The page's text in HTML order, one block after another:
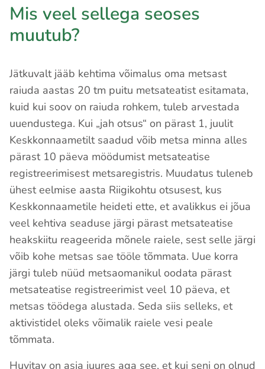
Mis veel sellega seoses
muutub?
Jätkuvalt jääb kehtima võimalus oma metsast
raiuda aastas 20 tm puitu metsateatist esitamata,
kuid kui soov on raiuda rohkem, tuleb arvestada
uuendustega. Kui „jah otsus“ on pärast 1, juulit
Keskkonnaametilt saadud võib metsa minna alles
pärast 10 päeva möödumist metsateatise
registreerimisest metsaregistris. Muudatus tuleneb
ühest eelmise aasta Riigikohtu otsusest, kus
Keskkonnaametile heideti ette, et avalikkus ei jõua
veel kehtiva seaduse järgi pärast metsateatise
heakskiitu reageerida mõnele raiele, sest selle järgi
võib kohe metsas sae tööle tõmmata. Uue korra
järgi tuleb nüüd metsaomanikul oodata pärast
metsateatise registreerimist veel 10 päeva, et
metsas töödega alustada. Seda siis selleks, et
aktivistidel oleks võimalik raiele vesi peale
tõmmata.
Huvitav on asja juures aga see, et kui seni on olnud